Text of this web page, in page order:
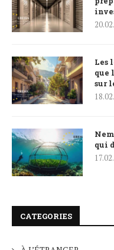
Les
que
sur
qui
CATEGORIES